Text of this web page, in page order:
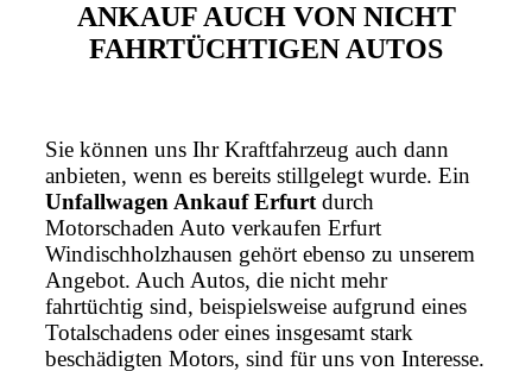
ANKAUF AUCH VON NICHT
FAHRTÜCHTIGEN AUTOS
Sie können uns Ihr Kraftfahrzeug auch dann
anbieten, wenn es bereits stillgelegt wurde. Ein
Unfallwagen Ankauf Erfurt durch
Motorschaden Auto verkaufen Erfurt
Windischholzhausen gehört ebenso zu unserem
Angebot. Auch Autos, die nicht mehr
fahrtüchtig sind, beispielsweise aufgrund eines
Totalschadens oder eines insgesamt stark
beschädigten Motors, sind für uns von Interesse.